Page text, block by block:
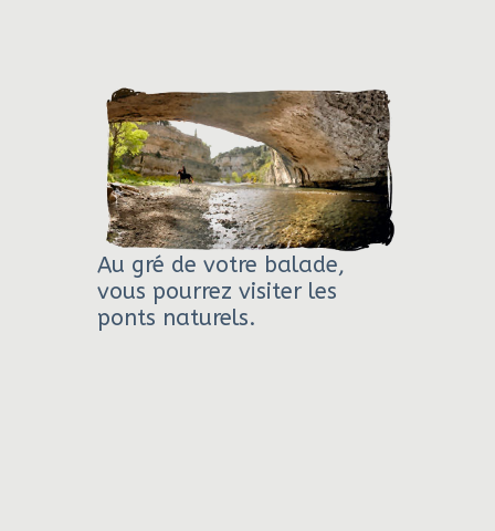
Au gré de votre balade,
vous pourrez visiter les
ponts naturels.